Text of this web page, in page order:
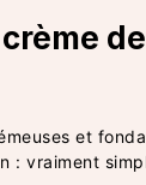
de
et
: vraiment